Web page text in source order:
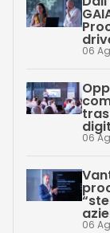
06
06
06